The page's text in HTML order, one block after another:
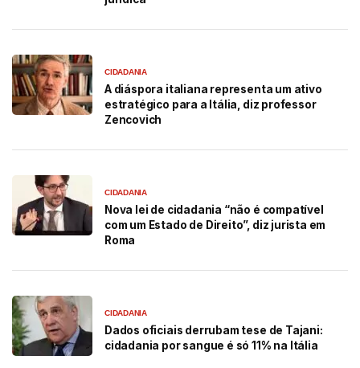
CIDADANIA
A diáspora italiana representa um ativo
estratégico para a Itália, diz professor
Zencovich
CIDADANIA
Nova lei de cidadania “não é compatível
com um Estado de Direito”, diz jurista em
Roma
CIDADANIA
Dados oficiais derrubam tese de Tajani:
cidadania por sangue é só 11% na Itália